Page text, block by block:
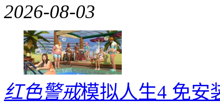
2026-08-03
红色警戒模拟人生4 免安